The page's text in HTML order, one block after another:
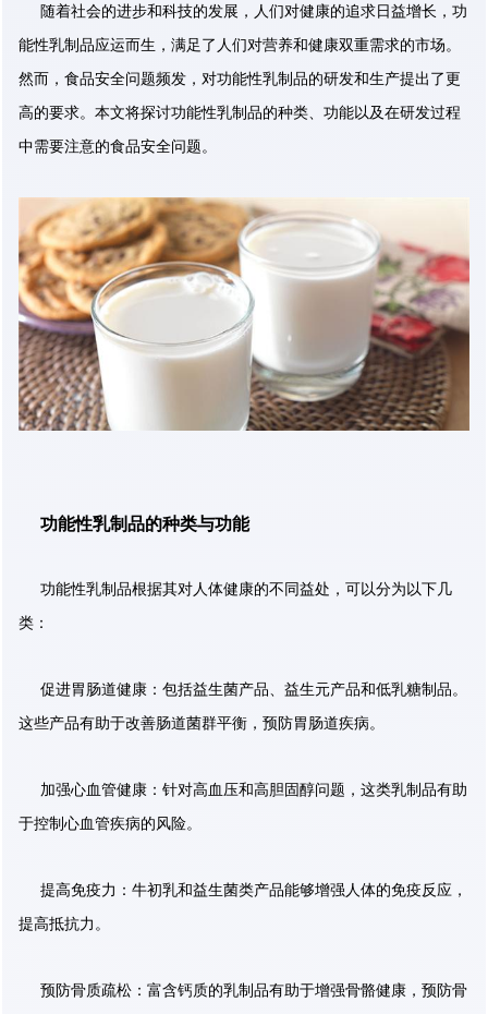
随着社会的进步和科技的发展，人们对健康的追求日益增长，功
能性乳制品应运而生，满足了人们对营养和健康双重需求的市场。
然而，食品安全问题频发，对功能性乳制品的研发和生产提出了更
高的要求。本文将探讨功能性乳制品的种类、功能以及在研发过程
中需要注意的食品安全问题。
功能性乳制品的种类与功能
功能性乳制品根据其对人体健康的不同益处，可以分为以下几
类：
促进胃肠道健康：包括益生菌产品、益生元产品和低乳糖制品。
这些产品有助于改善肠道菌群平衡，预防胃肠道疾病。
加强心血管健康：针对高血压和高胆固醇问题，这类乳制品有助
于控制心血管疾病的风险。
提高免疫力：牛初乳和益生菌类产品能够增强人体的免疫反应，
提高抵抗力。
预防骨质疏松：富含钙质的乳制品有助于增强骨骼健康，预防骨